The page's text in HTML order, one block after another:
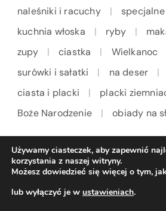
naleśniki i racuchy
specjalne
kuchnia włoska
ryby
zupy
ciastka
Wielkanoc
surówki i sałatki
na deser
ciasta i placki
placki
Boże Narodzenie
obiady na
Używamy ciasteczek, aby zapewnić
korzystania z naszej witryny.
Możesz dowiedzieć się więcej o tym,
lub wyłączyć je w ustawieniach.